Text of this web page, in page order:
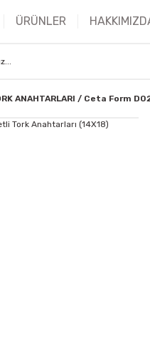
ÜRÜNLER
ANAHTARLARI Ceta Form